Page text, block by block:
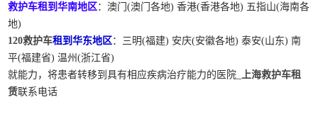
救护车租到华南地区 ：澳门(澳门各地) 香港(香港各地) 五指山(海南各
地)
120救护车租到华东地区 ：三明(福建) 安庆(安徽各地) 泰安(山东) 南
平(福建省) 温州(浙江省)
就能力，将患者转移到具有相应疾病治疗能力的医院_
上海救护车租
赁联系电话